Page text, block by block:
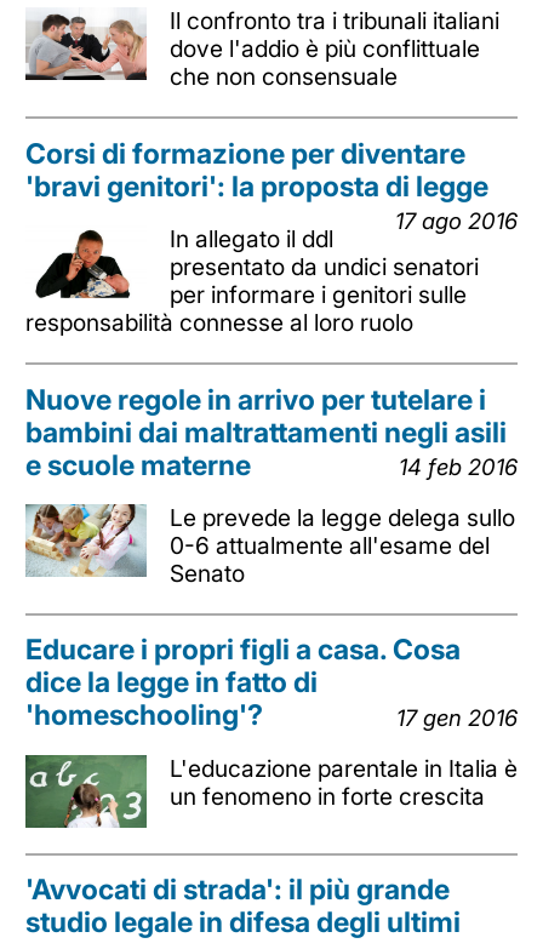
Il confronto tra i tribunali italiani
dove l'addio è più conflittuale
che non consensuale
Corsi di formazione per diventare
'bravi genitori': la proposta di legge
17 ago 2016
In allegato il ddl
presentato da undici senatori
per informare i genitori sulle
responsabilità connesse al loro ruolo
Nuove regole in arrivo per tutelare i
bambini dai maltrattamenti negli asili
e scuole materne
14 feb 2016
Le prevede la legge delega sullo
0-6 attualmente all'esame del
Senato
Educare i propri figli a casa. Cosa
dice la legge in fatto di
'homeschooling'?
17 gen 2016
L'educazione parentale in Italia è
un fenomeno in forte crescita
'Avvocati di strada': il più grande
studio legale in difesa degli ultimi